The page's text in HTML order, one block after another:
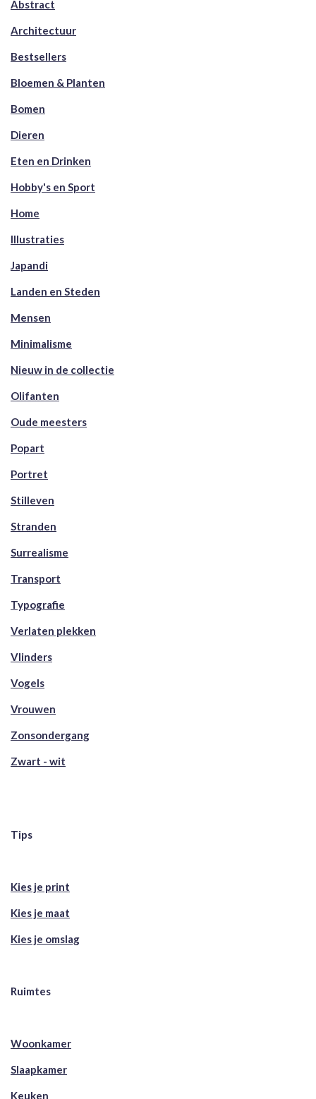
Abstract
Architectuur
Bestsellers
Bloemen & Planten
Bomen
Dieren
Eten en Drinken
Hobby's en Sport
Home
Illustraties
Japandi
Landen en Steden
Mensen
Minimalisme
Nieuw in de collectie
Olifanten
Oude meesters
Popart
Portret
Stilleven
Stranden
Surrealisme
Transport
Typografie
Verlaten plekken
Vlinders
Vogels
Vrouwen
Zonsondergang
Zwart - wit
Tips
Kies je print
Kies je maat
Kies je omslag
Ruimtes
Woonkamer
Slaapkamer
Keuken